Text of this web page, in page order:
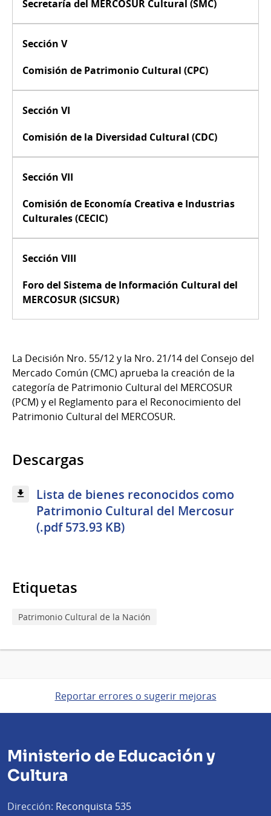
Secretaría del MERCOSUR Cultural (SMC)
Sección V
Comisión de Patrimonio Cultural (CPC)
Sección VI
Comisión de la Diversidad Cultural (CDC)
Sección VII
Comisión de Economía Creativa e Industrias
Culturales (CECIC)
Sección VIII
Foro del Sistema de Información Cultural del
MERCOSUR (SICSUR)
La Decisión Nro. 55/12 y la Nro. 21/14 del Consejo del
Mercado Común (CMC) aprueba la creación de la
categoría de Patrimonio Cultural del MERCOSUR
(PCM) y el Reglamento para el Reconocimiento del
Patrimonio Cultural del MERCOSUR.
Descargas
Lista de bienes reconocidos como
Patrimonio Cultural del Mercosur
(.pdf 573.93 KB)
Etiquetas
Patrimonio Cultural de la Nación
Reportar errores o sugerir mejoras
Ministerio de Educación y
Cultura
Dirección: Reconquista 535